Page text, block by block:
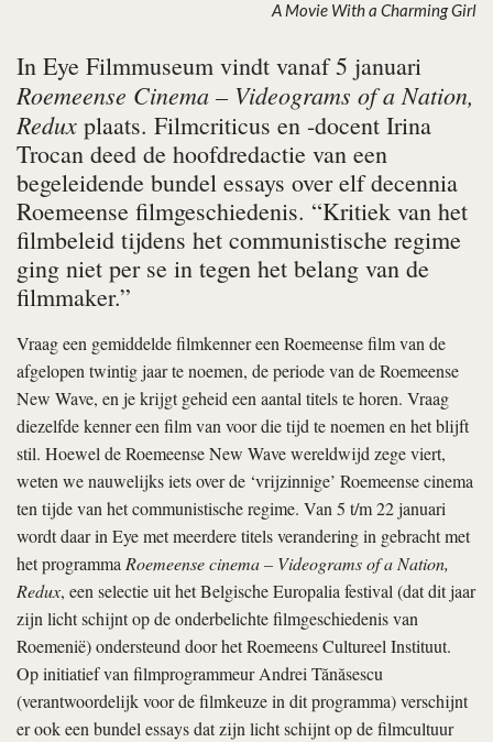
A Movie With a Charming Girl
In Eye Filmmuseum vindt vanaf 5 januari
Roemeense Cinema – Videograms of a Nation,
Redux plaats. Filmcriticus en -docent Irina
Trocan deed de hoofdredactie van een
begeleidende bundel essays over elf decennia
Roemeense filmgeschiedenis. “Kritiek van het
filmbeleid tijdens het communistische regime
ging niet per se in tegen het belang van de
filmmaker.”
Vraag een gemiddelde filmkenner een Roemeense film van de
afgelopen twintig jaar te noemen, de periode van de Roemeense
New Wave, en je krijgt geheid een aantal titels te horen. Vraag
diezelfde kenner een film van voor die tijd te noemen en het blijft
stil. Hoewel de Roemeense New Wave wereldwijd zege viert,
weten we nauwelijks iets over de ‘vrijzinnige’ Roemeense cinema
ten tijde van het communistische regime. Van 5 t/m 22 januari
wordt daar in Eye met meerdere titels verandering in gebracht met
het programmaRoemeense cinema – Videograms of a Nation,
Redux, een selectie uit het Belgische Europalia festival (dat dit jaar
zijn licht schijnt op de onderbelichte filmgeschiedenis van
Roemenië) ondersteund door het Roemeens Cultureel Instituut.
Op initiatief van filmprogrammeur Andrei Tănăsescu
(verantwoordelijk voor de filmkeuze in dit programma) verschijnt
er ook een bundel essays dat zijn licht schijnt op de filmcultuur